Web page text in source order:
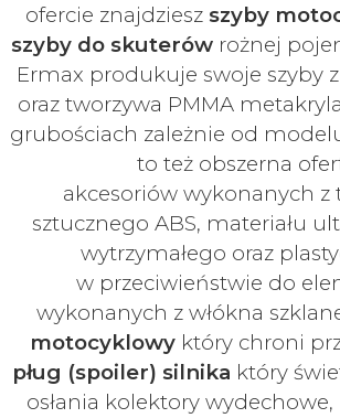
ofercie znajdziesz szyby
szyby do skuterówrożnej
Ermax produkuje swoje szyby z
oraz tworzywa PMMA
grubościach zależnie od
to też obszerna
akcesoriów wykonanych z
sztucznego ABS, materiału
wytrzymałego oraz
w przeciwieństwie do
wykonanych z włókna
motocyklowy który chroni
pług (spoiler) silnika który
osłania kolektory wydechowe,